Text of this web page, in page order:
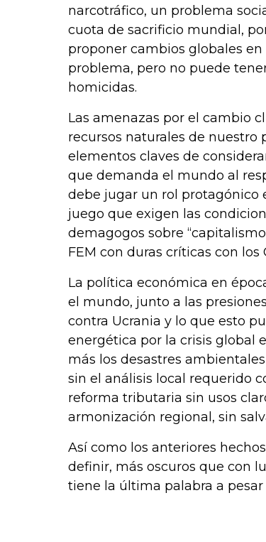
narcotráfico, un problema
cuota de sacrificio mundial,
proponer cambios globales
problema, pero no puede
homicidas.
Las amenazas por el cambio
recursos naturales de nuestro
elementos claves de
que demanda el mundo al
debe jugar un rol protagónico
juego que exigen las
demagogos sobre
FEM con duras críticas con
La política económica en
el mundo, junto a las
contra Ucrania y lo que esto
energética por la crisis global
más los desastres
sin el análisis local requerido
reforma tributaria sin usos
armonización regional, sin
Así como los anteriores
definir, más oscuros que con
tiene la última palabra a pesar